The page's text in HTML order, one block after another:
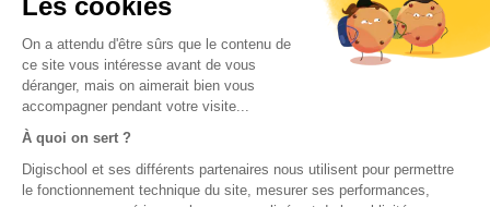
Nos cours
Mathématiques
Histoire-géographie
Physique-Chimie
Examens
Bac